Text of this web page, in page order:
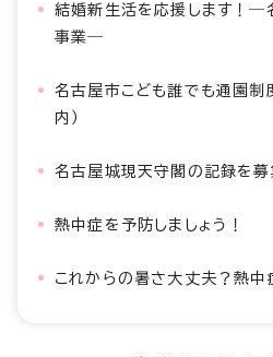
結婚新生活を応援します！―
事業―
名古屋市こども誰でも通園制
内）
名古屋城現天守閣の記録を募
熱中症を予防しましょう！
これからの暑さ大丈夫？熱中